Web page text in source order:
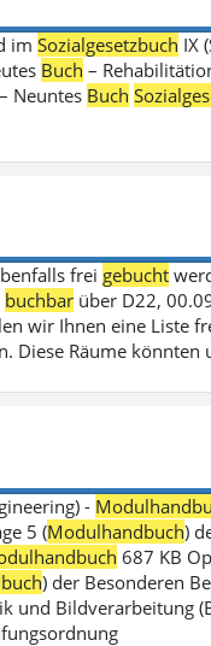
imSozialgesetzbuch IX
Buch –
Neuntes Buch
frei gebucht
buchbar über D22,
wir Ihnen eine Liste
Diese Räume könnten
-
5 (Modulhandbuch)
687 KB
) der Besonderen
und Bildverarbeitung